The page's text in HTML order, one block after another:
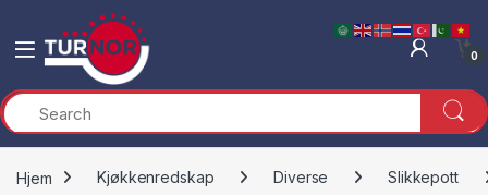
Skip to navigation
Skip to content
0
Hjem Kjøkkenredskap Diverse Slikkepott